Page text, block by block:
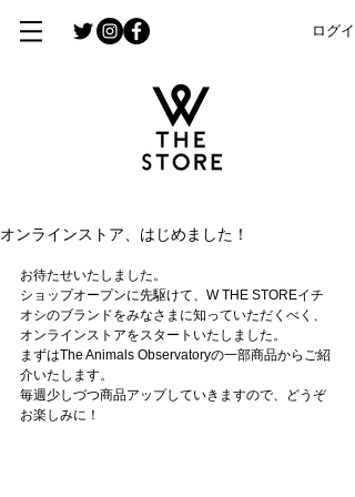
ログイ
オンラインストア、はじめました！
お待たせいたしました。
ショップオープンに先駆けて、W THE STOREイチ
オシのブランドをみなさまに知っていただくべく、
オンラインストアをスタートいたしました。
まずはThe Animals Observatoryの一部商品からご紹
介いたします。
毎週少しづつ商品アップしていきますので、どうぞ
お楽しみに！